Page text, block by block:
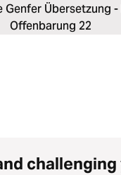
Genfer Übersetzung -
Offenbarung 22